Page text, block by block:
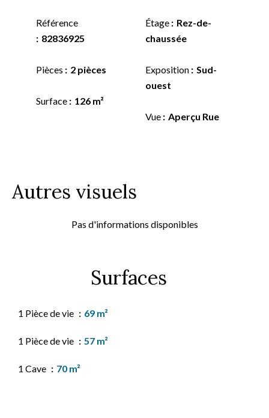
Référence
82836925
Pièces 2 pièces
Surface 126 m²
Étage
Rez-de-
chaussée
Exposition
Sud-
ouest
Vue Aperçu Rue
Autres visuels
Pas d'informations disponibles
Surfaces
1 Pièce de vie 69 m²
1 Pièce de vie 57 m²
1 Cave 70 m²